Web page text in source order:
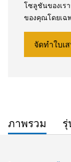
โซลูชันของเร
ของคุณโดยเฉ
จัดทำใบเ
ภาพรวม